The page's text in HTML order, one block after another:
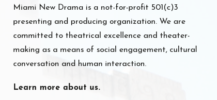
Miami New Drama is a not-for-profit 501(c)3
presenting and producing organization. We are
committed to theatrical excellence and theater-
making as a means of social engagement, cultural
conversation and human interaction.
Learn more about us.